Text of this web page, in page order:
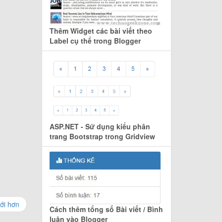
hơn
Thêm Widget các bài viết theo
Label cụ thể trong Blogger
ASP.NET - Sử dụng kiểu phân
trang Bootstrap trong Gridview
Cách thêm tổng số Bài viết / Bình
luận vào Blogger